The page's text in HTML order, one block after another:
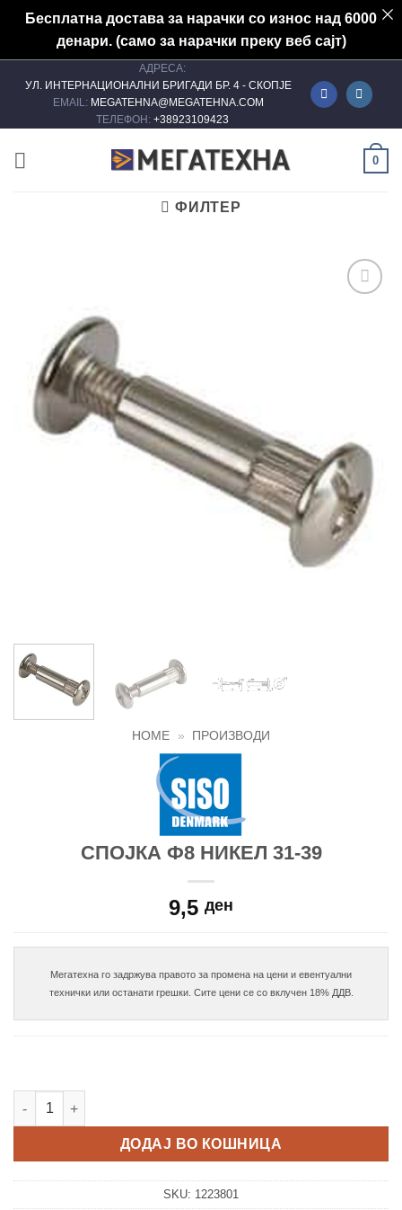
Бесплатна достава за нарачки со износ над 6000
денари. (само за нарачки преку веб сајт)
АДРЕСА:
УЛ. ИНТЕРНАЦИОНАЛНИ БРИГАДИ БР. 4 - СКОПЈЕ
EMAIL: MEGATEHNA@MEGATEHNA.COM
ТЕЛЕФОН: +38923109423
0
ФИЛТЕР
HOME » ПРОИЗВОДИ
СПОЈКА Ф8 НИКЕЛ 31-39
9,5 ден
Мегатехна го задржува правото за промена на цени и евентуални
Спојка Ф8 никел 31-39 количина
ДОДАЈ ВО КОШНИЦА
SKU: 1223801